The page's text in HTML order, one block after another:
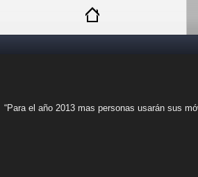
“Para el año 2013 mas personas usarán sus